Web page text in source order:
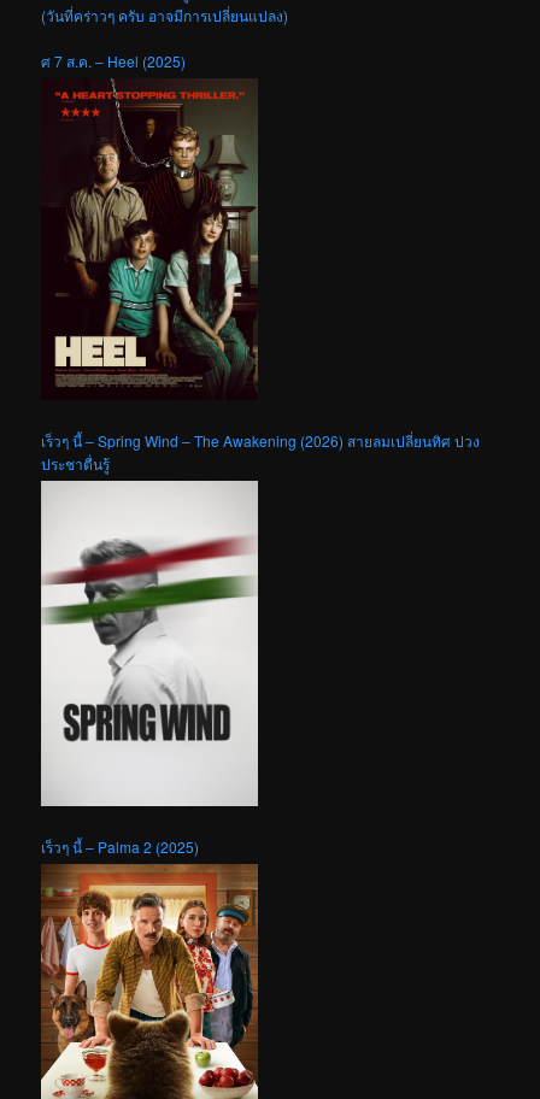
(วันที่คร่าวๆ ครับ อาจมีการเปลี่ยนแปลง)
ศ 7 ส.ค. – Heel (2025)
เร็วๆ นี้ – Spring Wind – The Awakening (2026) สายลมเปลี่ยนทิศ ปวง
ประชาตื่นรู้
เร็วๆ นี้ – Palma 2 (2025)